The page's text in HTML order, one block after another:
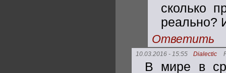
сколько
реально?
Ответить
10.03.2016 - 15:55 Dialectic
В мире в